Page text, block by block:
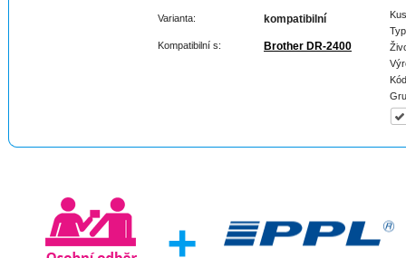
Varianta: kompatibilní
Kompatibilní s: Brother DR-2400